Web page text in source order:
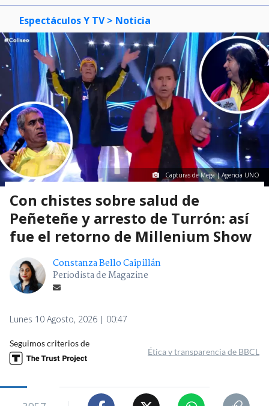
Espectáculos Y TV > Noticia
Capturas de Mega | Agencia UNO
Con chistes sobre salud de
Peñeteñe y arresto de Turrón: así
fue el retorno de Millenium Show
Constanza Bello Caipillán
Periodista de Magazine
Lunes 10 Agosto, 2026 | 00:47
Seguimos criterios de
Ética y transparencia de BBCL